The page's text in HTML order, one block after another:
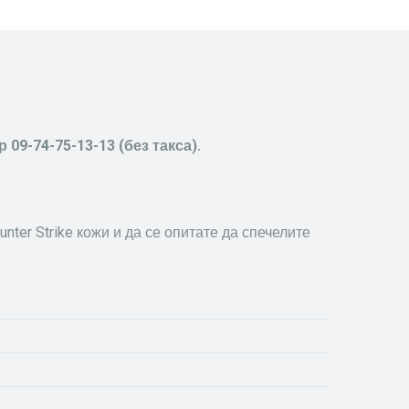
74-75-13-13 (без такса).
Strike кожи и да се опитате да спечелите